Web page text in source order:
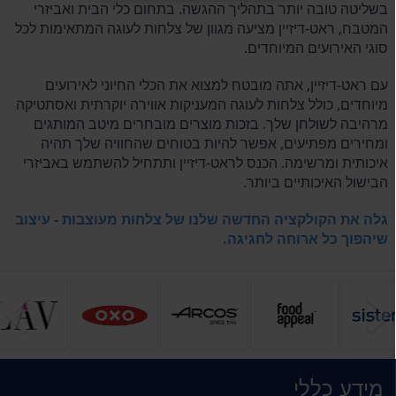
בשליטה טובה יותר בתהליך ההגשה. בתחום כלי הבית ואביזרי
המטבח, ראט-דיזיין מציעה מגוון של צלחות לעוגה המתאימות לכל
סוגי האירועים המיוחדים.
עם ראט-דיזיין, אתה מובטח למצוא את הכלי החיוני לאירועים
מיוחדים, כולל צלחות לעוגה המעניקות אווירה יוקרתית ואסתטיקה
מרהיבה לשולחן שלך. בזכות מוצרים מובחרים מיטב המותגים
ומחירים מפתיעים, אפשר להיות בטוחים שהחוויה שלך תהיה
איכותית ומרשימה. הכנס לראט-דיזיין ותתחיל להשתמש באביזרי
הבישול האיכותיים ביותר.
גלה את הקולקציה החדשה שלנו של צלחות מעוצבות - עיצוב
שיהפוך כל ארוחה לחגיגה.
הקודם
מידע כללי